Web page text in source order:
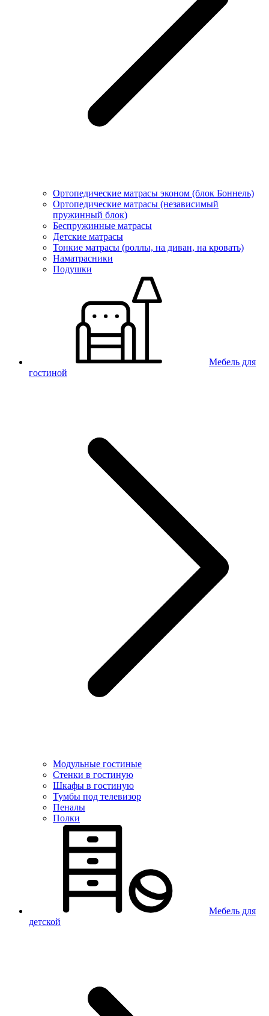
Ортопедические матрасы эконом (блок Боннель)
Ортопедические матрасы (независимый
пружинный блок)
Беcпружинные матрасы
Детские матрасы
Тонкие матрасы (роллы, на диван, на кровать)
Наматрасники
Подушки
Мебель для
гостиной
Модульные гостиные
Стенки в гостиную
Шкафы в гостиную
Тумбы под телевизор
Пеналы
Полки
Мебель для
детской